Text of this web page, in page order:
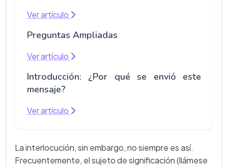
Ver artículo
Preguntas Ampliadas
Ver artículo
Introducción: ¿Por qué se envió este
mensaje?
Ver artículo
La interlocución, sin embargo, no siempre es así.
Frecuentemente, el sujeto de significación (llámese